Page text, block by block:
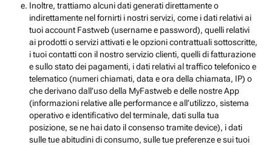
Inoltre, trattiamo alcuni dati generati direttamente o
indirettamente nel fornirti i nostri servizi, come i dati relativi ai
tuoi account Fastweb (username e password), quelli relativi
ai prodotti o servizi attivati e le opzioni contrattuali sottoscritte,
i tuoi contatti con il nostro servizio clienti, quelli di fatturazione
e sullo stato dei pagamenti, i dati relativi al traffico telefonico e
telematico (numeri chiamati, data e ora della chiamata, IP) o
che derivano dall’uso della MyFastweb e delle nostre App
(informazioni relative alle performance e all’utilizzo, sistema
operativo e identificativo del terminale, dati sulla tua
posizione, se ne hai dato il consenso tramite device), i dati
sulle tue abitudini di consumo, sulle tue preferenze e sui tuoi